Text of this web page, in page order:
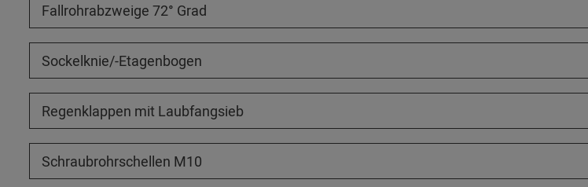
Fallrohrabzweige 72° Grad
Sockelknie/-Etagenbogen
Regenklappen mit Laubfangsieb
Schraubrohrschellen M10